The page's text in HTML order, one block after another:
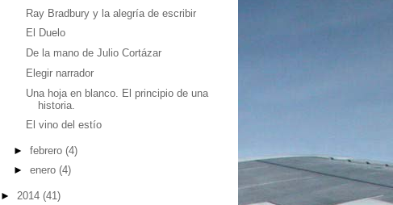
Ray Bradbury y la alegría de escribir
El Duelo
De la mano de Julio Cortázar
Elegir narrador
Una hoja en blanco. El principio de una
historia.
El vino del estío
► febrero (4)
► enero (4)
► 2014 (41)